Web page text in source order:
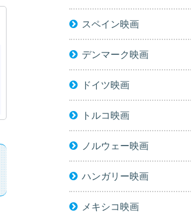
スペイン映画
デンマーク映画
ドイツ映画
トルコ映画
ノルウェー映画
ハンガリー映画
メキシコ映画